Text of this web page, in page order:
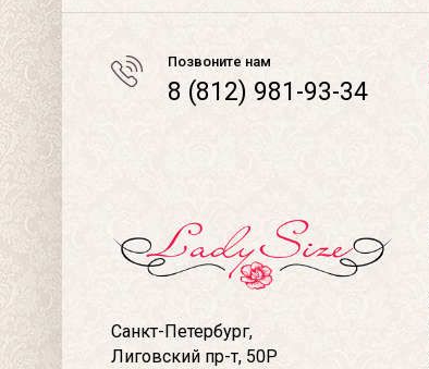
Позвоните нам
8 (812) 981-93-34
Санкт-Петербург,
Лиговский пр-т, 50Р